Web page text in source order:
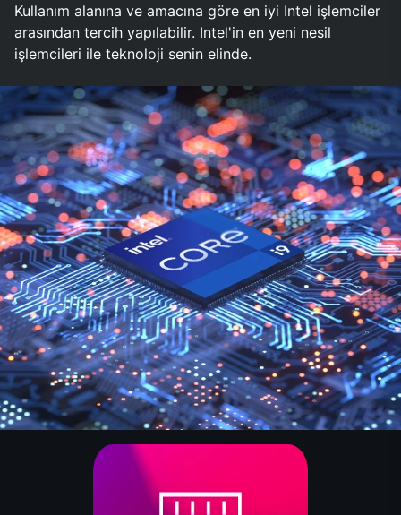
Kullanım alanına ve amacına göre en iyi Intel işlemciler
arasından tercih yapılabilir. Intel'in en yeni nesil
işlemcileri ile teknoloji senin elinde.